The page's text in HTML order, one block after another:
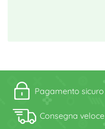
Pagamento sicuro
Consegna veloce